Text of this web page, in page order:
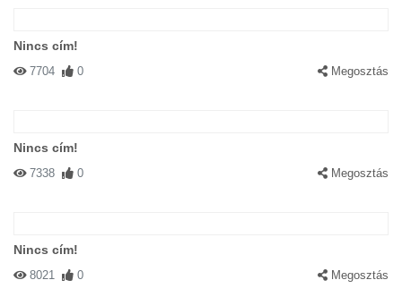
Nincs cím!
7704 0 Megosztás
Nincs cím!
7338 0 Megosztás
Nincs cím!
8021 0 Megosztás